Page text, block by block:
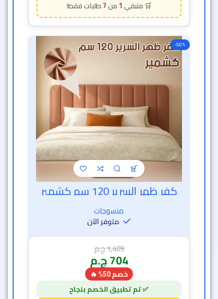
1
7
-50%
خصم الساعة الذهبية
كفر ظهر السرير 120 سم كشمير
منسوجات
متوفر الآن
1,409ج.م
704ج.م
خصم 50% 🔥